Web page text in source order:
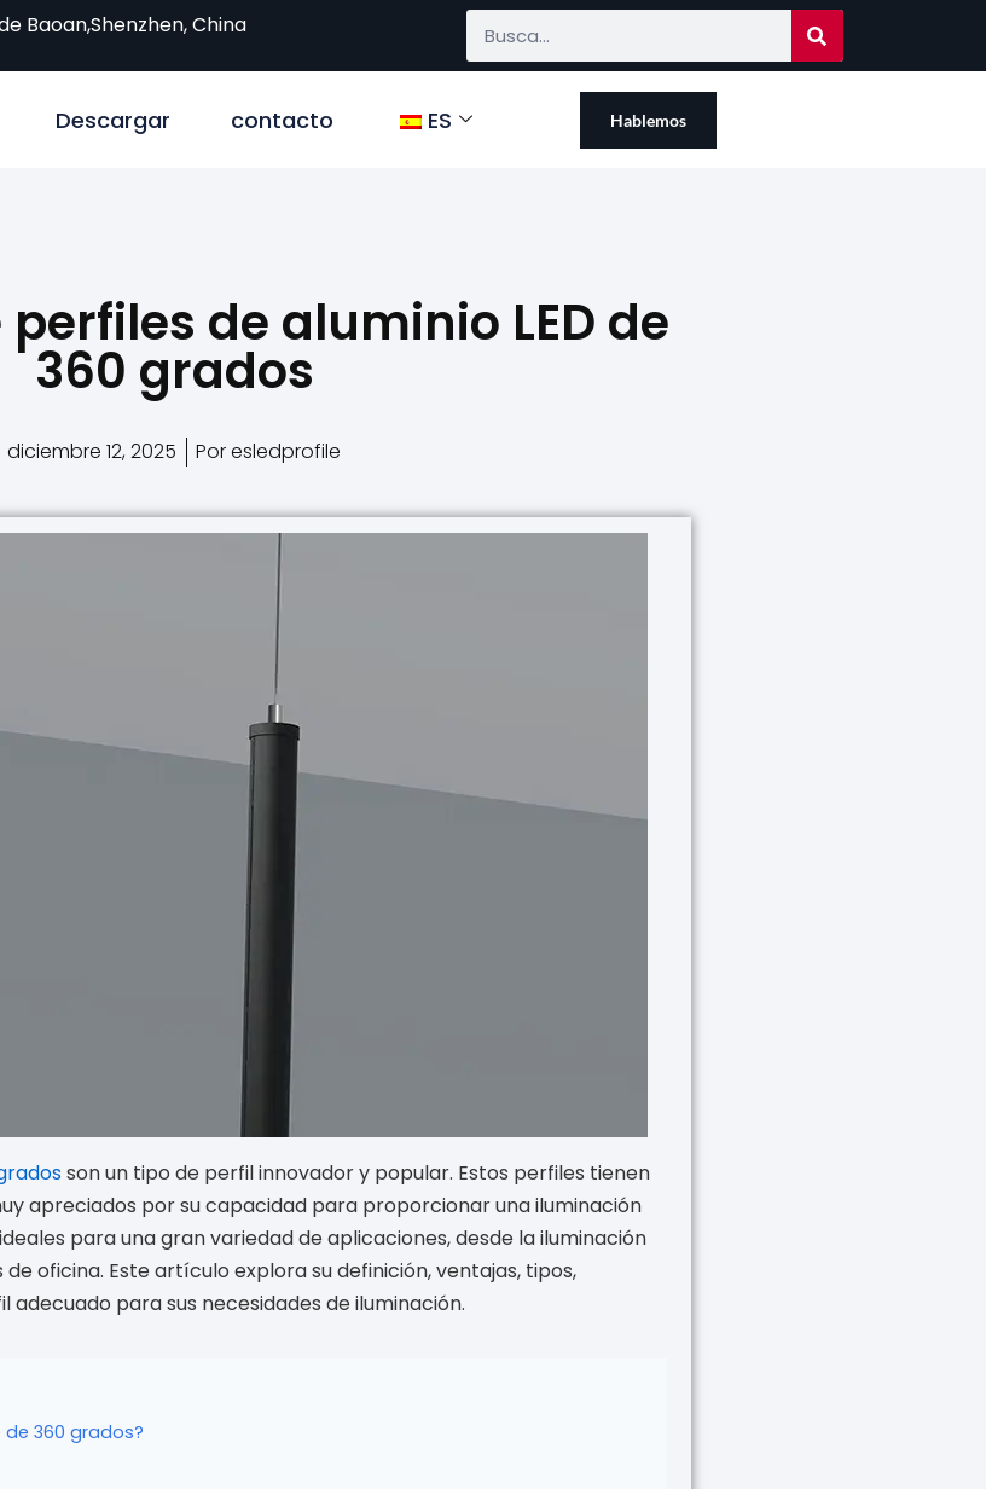
Baoan,Shenzhen, China
Descargar contacto ES Hablemos
de aluminio LED de
360 grados
diciembre 12, 2025 Por esledprofile
son un tipo de perfil innovador y popular. Estos perfiles tienen
apreciados por su capacidad para proporcionar una iluminación
para una gran variedad de aplicaciones, desde la iluminación
oficina. Este artículo explora su definición, ventajas, tipos,
para sus necesidades de iluminación.
de 360 grados?